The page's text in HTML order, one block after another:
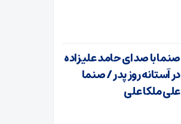
صنما با صدای حامد علیزاده
در آستانه روز پدر / صنما
علی ملکا علی